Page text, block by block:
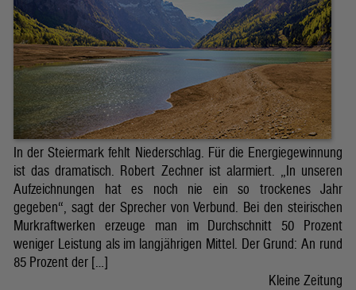
In der Steiermark fehlt Niederschlag. Für die Energiegewinnung
ist das dramatisch. Robert Zechner ist alarmiert. „In unseren
Aufzeichnungen hat es noch nie ein so trockenes Jahr
gegeben“, sagt der Sprecher von Verbund. Bei den steirischen
Murkraftwerken erzeuge man im Durchschnitt 50 Prozent
weniger Leistung als im langjährigen Mittel. Der Grund: An rund
85 Prozent der […]
Kleine Zeitung